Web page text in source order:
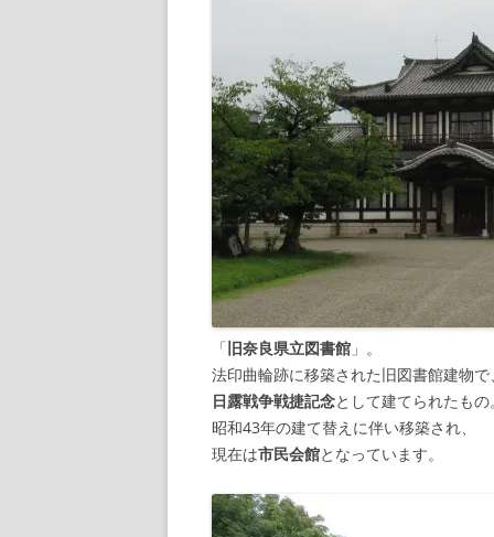
「旧奈良県立図書館 」。
法印曲輪跡に移築された旧図書館建物で
日露戦争戦捷記念として建てられたもの
昭和43年の建て替えに伴い移築され、
現在は市民会館となっています。